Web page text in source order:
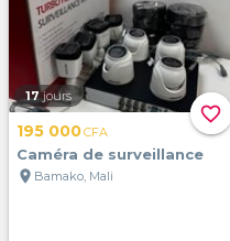
favorite_border
17 jours
195 000CFA
Caméra de surveillance
location_on Bamako, Mali